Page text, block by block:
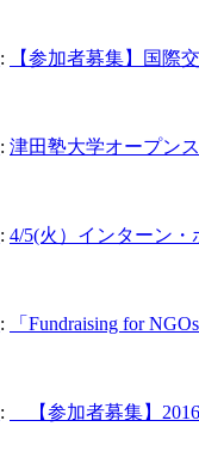
: 【参加者募集】国際
: 津田塾大学オープン
: 4/5(火）インターン
: 「Fundraising for
: 【参加者募集】